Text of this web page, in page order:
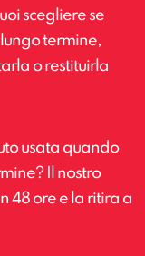
scegliere se
termine,
o restituirla
usata quando
Il nostro
48 ore e la ritira a